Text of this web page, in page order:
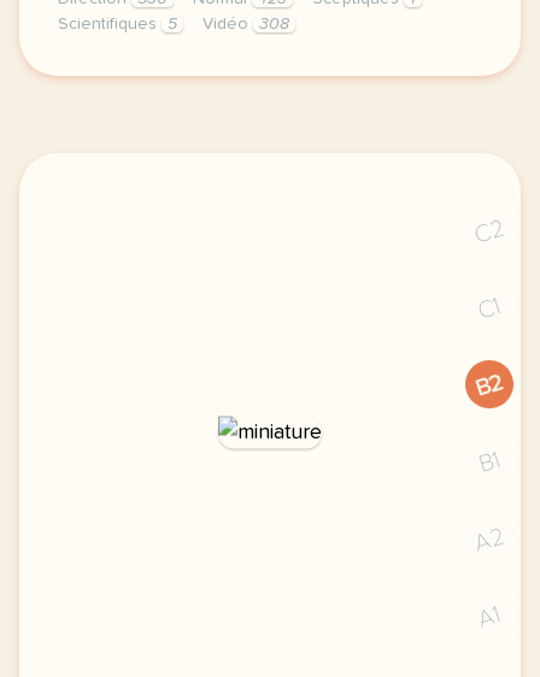
Scientifiques
5 Vidéo 308
didomi host didomi components button cursor
C2
C1
B2
B1
A2
A1